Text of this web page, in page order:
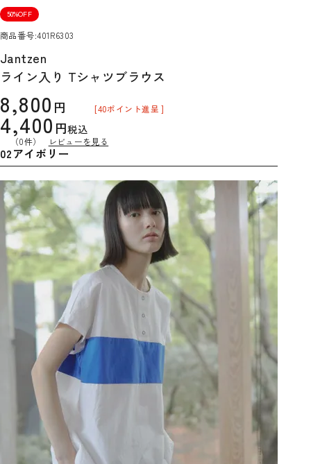
50%OFF
商品番号 401R6303
Jantzen
ライン入り Tシャツブラウス
8,800
4,400 税込
[40ポイント進呈 ]
（0件） レビューを見る
02アイボリー